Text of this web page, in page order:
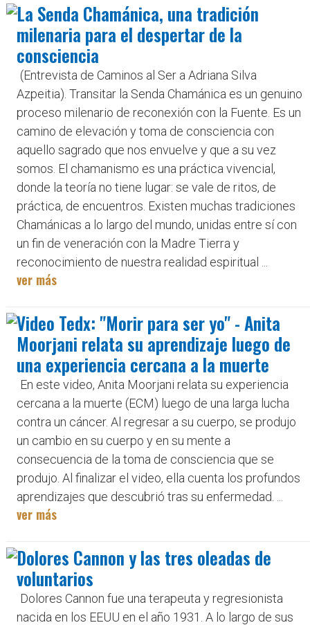
La Senda Chamánica, una tradición
milenaria para el despertar de la
consciencia
(Entrevista de Caminos al Ser a Adriana Silva
Azpeitia). Transitar la Senda Chamánica es un genuino
proceso milenario de reconexión con la Fuente. Es un
camino de elevación y toma de consciencia con
aquello sagrado que nos envuelve y que a su vez
somos. El chamanismo es una práctica vivencial,
donde la teoría no tiene lugar: se vale de ritos, de
práctica, de encuentros. Existen muchas tradiciones
Chamánicas a lo largo del mundo, unidas entre sí con
un fin de veneración con la Madre Tierra y
reconocimiento de nuestra realidad espiritual ...
ver más
Video Tedx: "Morir para ser yo" - Anita
Moorjani relata su aprendizaje luego de
una experiencia cercana a la muerte
En este video, Anita Moorjani relata su experiencia
cercana a la muerte (ECM) luego de una larga lucha
contra un cáncer. Al regresar a su cuerpo, se produjo
un cambio en su cuerpo y en su mente a
consecuencia de la toma de consciencia que se
produjo. Al finalizar el video, ella cuenta los profundos
aprendizajes que descubrió tras su enfermedad. ...
ver más
Dolores Cannon y las tres oleadas de
voluntarios
Dolores Cannon fue una terapeuta y regresionista
nacida en los EEUU en el año 1931. A lo largo de sus